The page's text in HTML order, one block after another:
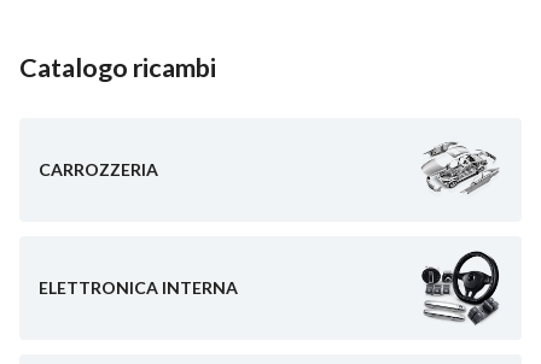
Catalogo ricambi
CARROZZERIA
ELETTRONICA INTERNA